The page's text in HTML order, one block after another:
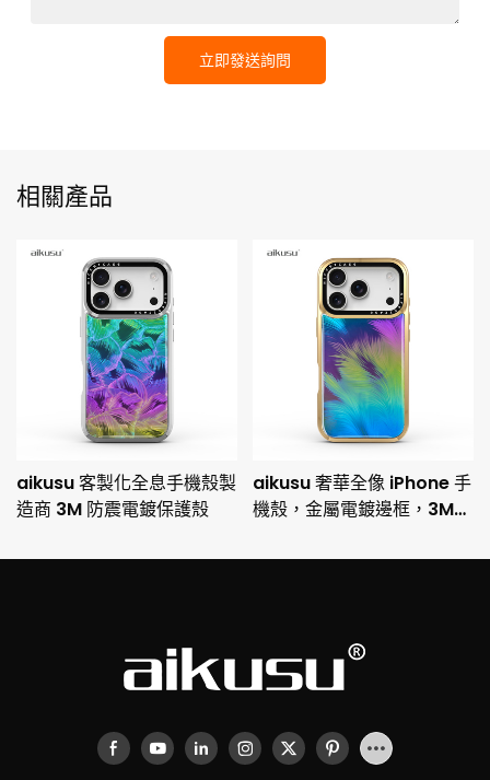
立即發送詢問
相關產品
aikusu 客製化全息手機殼製
造商 3M 防震電鍍保護殼
aikusu 奢華全像 iPhone 手
機殼，金屬電鍍邊框，3M